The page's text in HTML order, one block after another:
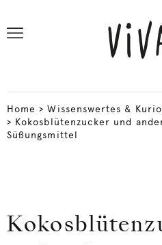
Home >Wissenswertes &
> Kokosblütenzucker und
Süßungsmittel